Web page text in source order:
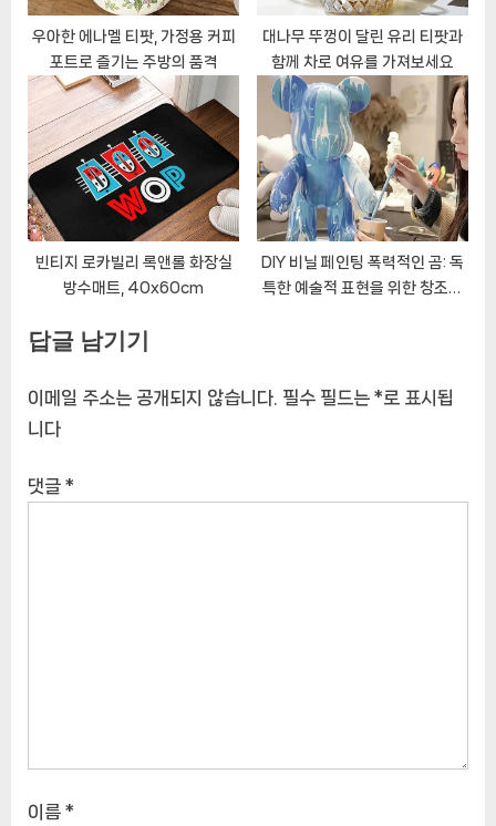
우아한 에나멜 티팟, 가정용 커피
포트로 즐기는 주방의 품격
대나무 뚜껑이 달린 유리 티팟과
함께 차로 여유를 가져보세요
빈티지 로카빌리 록앤롤 화장실
방수매트, 40x60cm
DIY 비닐 페인팅 폭력적인 곰: 독
특한 예술적 표현을 위한 창조적
답글 남기기
이메일 주소는 공개되지 않습니다. 필수 필드는 *로 표시됩
니다
댓글 *
이름 *